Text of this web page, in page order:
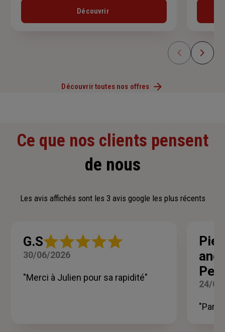
Découvrir
Découvrir toutes nos offres
Ce que nos clients pensent
de nous
Les avis affichés sont les 3 avis google les plus récents
G.SNote
5
5
30/06/2026
"Merci à Julien pour sa rapidité"
24/